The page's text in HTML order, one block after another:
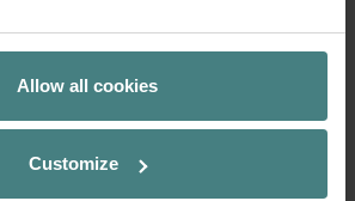
Allow all cookies
Customize